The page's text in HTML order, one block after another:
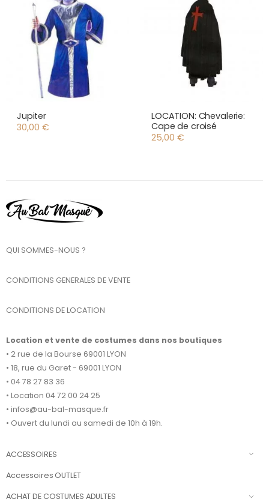
Jupiter
30,00 €
LOCATION: Chevalerie:
Cape de croisé
25,00 €
QUI SOMMES-NOUS ?
CONDITIONS GENERALES DE VENTE
CONDITIONS DE LOCATION
Location et vente de costumes dans nos boutiques
• 2 rue de la Bourse 69001 LYON
• 18, rue du Garet - 69001 LYON
• 04 78 27 83 36
• Location 04 72 00 24 25
• infos@au-bal-masque.fr
• Ouvert du lundi au samedi de 10h à 19h.
ACCESSOIRES
Accessoires OUTLET
ACHAT DE COSTUMES ADULTES